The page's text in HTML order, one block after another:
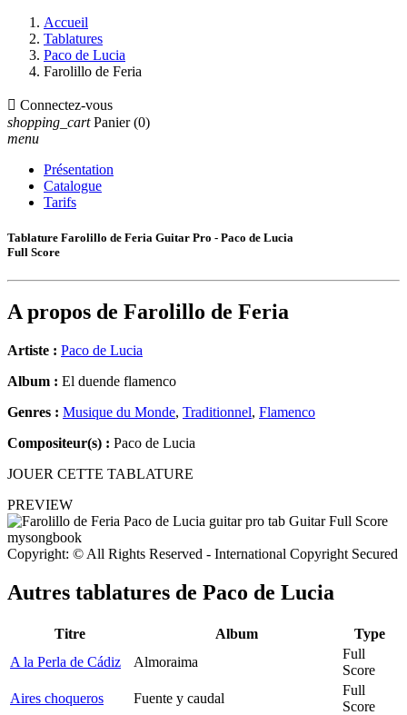
Accueil
Tablatures
Paco de Lucia
Farolillo de Feria
 Connectez-vous
shopping_cart Panier (0)
menu
Présentation
Catalogue
Tarifs
Tablature Farolillo de Feria Guitar Pro - Paco de Lucia
Full Score
A propos de Farolillo de Feria
Artiste : Paco de Lucia
Album : El duende flamenco
Genres : Musique du Monde, Traditionnel, Flamenco
Compositeur(s) : Paco de Lucia
JOUER CETTE TABLATURE
PREVIEW
Copyright: © All Rights Reserved - International Copyright Secured
Autres tablatures de Paco de Lucia
Titre Album
Type
A la Perla de Cádiz
Almoraima
Full
Score
Aires choqueros
Fuente y caudal
Full
Score